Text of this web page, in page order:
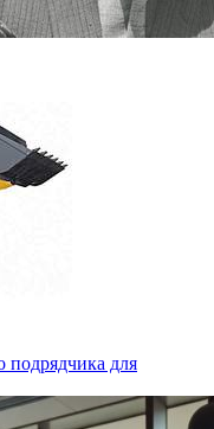
подрядчика для